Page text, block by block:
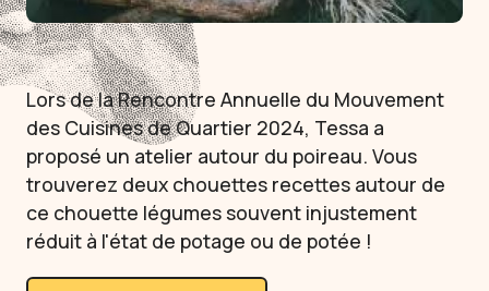
Lors de la Rencontre Annuelle du Mouvement
des Cuisines de Quartier 2024, Tessa a
proposé un atelier autour du poireau. Vous
trouverez deux chouettes recettes autour de
ce chouette légumes souvent injustement
réduit à l'état de potage ou de potée !